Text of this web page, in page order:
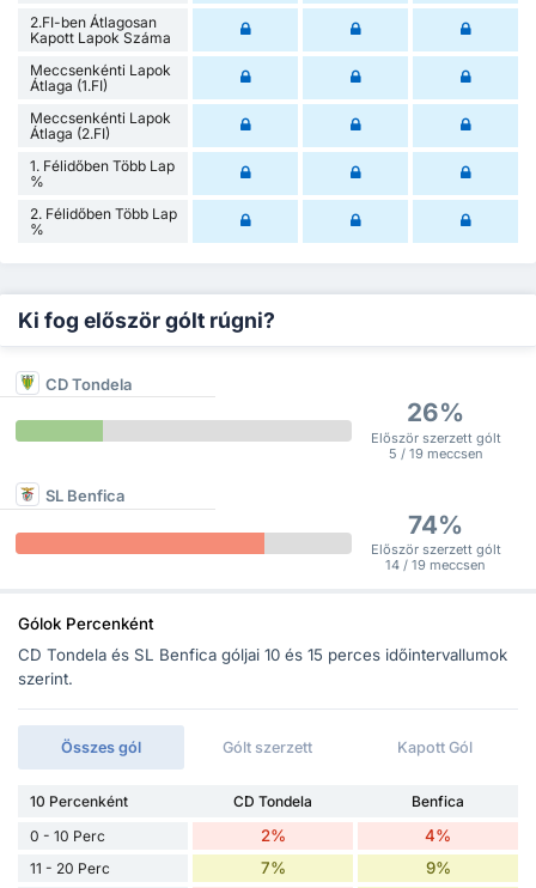
2.FI-ben Átlagosan
Kapott Lapok Száma
Meccsenkénti Lapok
Átlaga (1.FI)
Meccsenkénti Lapok
Átlaga (2.FI)
1. Félidőben Több Lap
%
2. Félidőben Több Lap
%
Ki fog először gólt rúgni?
CD Tondela
26%
Először szerzett gólt
5 / 19 meccsen
SL Benfica
74%
Először szerzett gólt
14 / 19 meccsen
Gólok Percenként
CD Tondela és SL Benfica góljai 10 és 15 perces időintervallumok
szerint.
Összes gól Gólt szerzett Kapott Gól
10 Percenként CD Tondela
Benfica
0 - 10 Perc
2% 4%
11 - 20 Perc 7% 9%